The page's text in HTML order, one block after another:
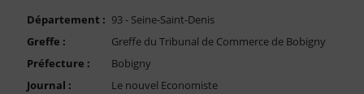
Compte PRO
Département : 93 - Seine-Saint-Denis
Greffe :
Greffe du Tribunal de Commerce de Bobigny
Préfecture :
Bobigny
Journal :
Le nouvel Economiste